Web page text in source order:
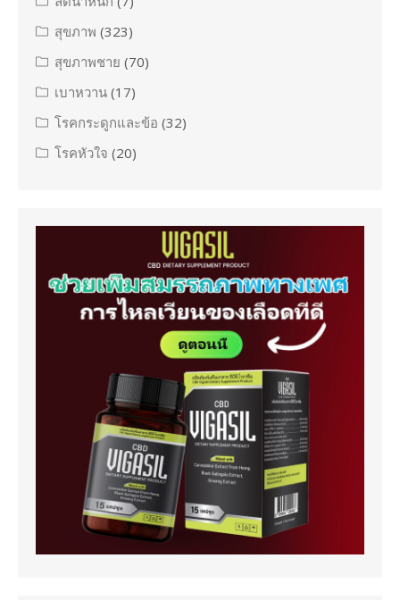
สุขภาพ (323)
สุขภาพชาย (70)
เบาหวาน (17)
โรคกระดูกและข้อ (32)
โรคหัวใจ (20)